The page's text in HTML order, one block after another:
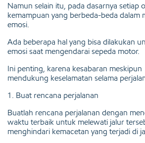
Namun selain itu, pada dasarnya setiap
kemampuan yang berbeda-beda dalam
emosi.
Ada beberapa hal yang bisa dilakukan
emosi saat mengendarai sepeda motor.
Ini penting, karena kesabaran
mendukung keselamatan selama
1. Buat rencana perjalanan
Buatlah rencana perjalanan dengan
waktu terbaik untuk melewati jalur
menghindari kemacetan yang terjadi di